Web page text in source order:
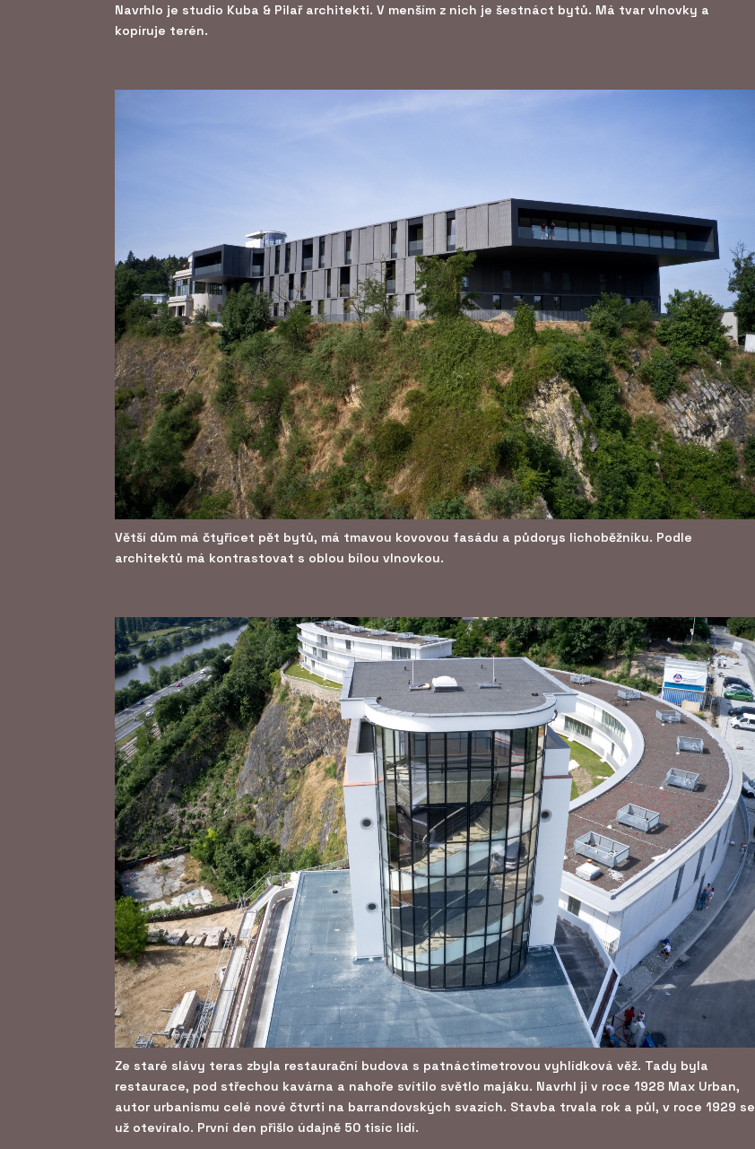
Navrhlo je studio Kuba & Pilař architekti. V menším z nich je šestnáct bytů. Má tvar vlnovky a
kopíruje terén.
Větší dům má čtyřicet pět bytů, má tmavou kovovou fasádu a půdorys lichoběžníku. Podle
architektů má kontrastovat s oblou bílou vlnovkou.
Ze staré slávy teras zbyla restaurační budova s patnáctimetrovou vyhlídková věž. Tady byla
restaurace, pod střechou kavárna a nahoře svítilo světlo majáku. Navrhl ji v roce 1928 Max Urban,
autor urbanismu celé nové čtvrti na barrandovských svazích. Stavba trvala rok a půl, v roce 1929 se
už otevíralo. První den přišlo údajně 50 tisíc lidí.